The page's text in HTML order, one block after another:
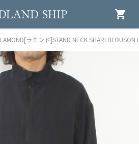
shopping_cart
LAMOND[ラモンド]STAND NECK SHARI BLOUSON